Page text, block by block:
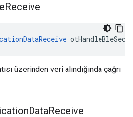
Receive
üzerinden veri alındığında çağrı
DataReceive